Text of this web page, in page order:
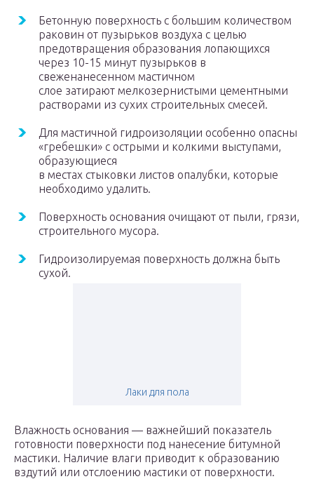
Бетонную поверхность с большим количеством
раковин от пузырьков воздуха с целью
предотвращения образования лопающихся
через 10-15 минут пузырьков в
свеженанесенном мастичном
слое затирают мелкозернистыми цементными
растворами из сухих строительных смесей.
Для мастичной гидроизоляции особенно опасны
«гребешки» с острыми и колкими выступами,
образующиеся
в местах стыковки листов опалубки, которые
необходимо удалить.
Поверхность основания очищают от пыли, грязи,
строительного мусора.
Гидроизолируемая поверхность должна быть
сухой.
Лаки для пола
Влажность основания — важнейший показатель
готовности поверхности под нанесение битумной
мастики. Наличие влаги приводит к образованию
вздутий или отслоению мастики от поверхности.